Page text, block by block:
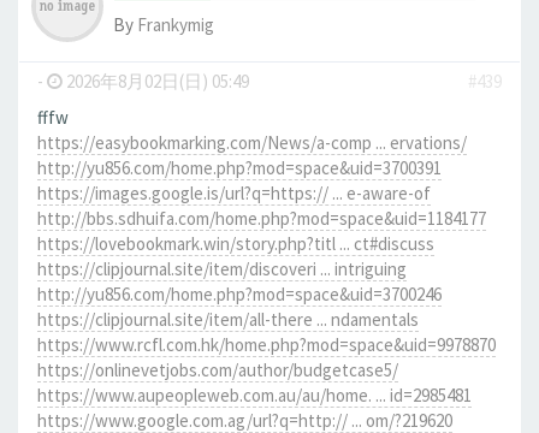
By Frankymig
- 2026年8月02日(日) 05:49
#439
fffw
https://easybookmarking.com/News/a-comp ... ervations/
http://yu856.com/home.php?mod=space&uid=3700391
https://images.google.is/url?q=https:// ... e-aware-of
http://bbs.sdhuifa.com/home.php?mod=space&uid=1184177
https://lovebookmark.win/story.php?titl ... ct#discuss
https://clipjournal.site/item/discoveri ... intriguing
http://yu856.com/home.php?mod=space&uid=3700246
https://clipjournal.site/item/all-there ... ndamentals
https://www.rcfl.com.hk/home.php?mod=space&uid=9978870
https://onlinevetjobs.com/author/budgetcase5/
https://www.aupeopleweb.com.au/au/home. ... id=2985481
https://www.google.com.ag/url?q=http:// ... om/?219620